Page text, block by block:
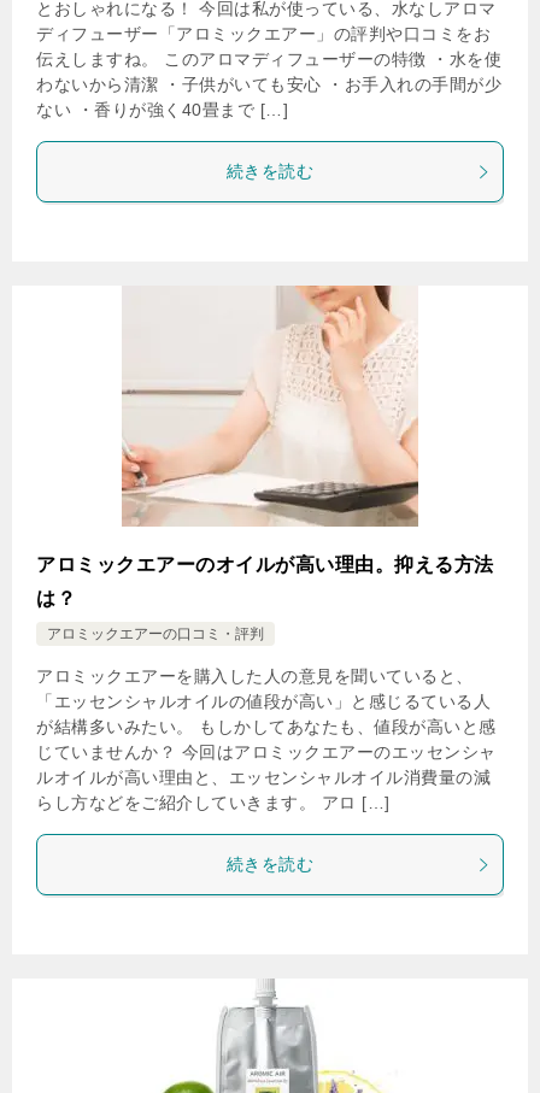
とおしゃれになる！ 今回は私が使っている、水なしアロマ
ディフューザー「アロミックエアー」の評判や口コミをお
伝えしますね。 このアロマディフューザーの特徴 ・水を使
わないから清潔 ・子供がいても安心 ・お手入れの手間が少
ない ・香りが強く40畳まで […]
続きを読む
アロミックエアーのオイルが高い理由。抑える方法
は？
アロミックエアーの口コミ・評判
アロミックエアーを購入した人の意見を聞いていると、
「エッセンシャルオイルの値段が高い」と感じるている人
が結構多いみたい。 もしかしてあなたも、値段が高いと感
じていませんか？ 今回はアロミックエアーのエッセンシャ
ルオイルが高い理由と、エッセンシャルオイル消費量の減
らし方などをご紹介していきます。 アロ […]
続きを読む